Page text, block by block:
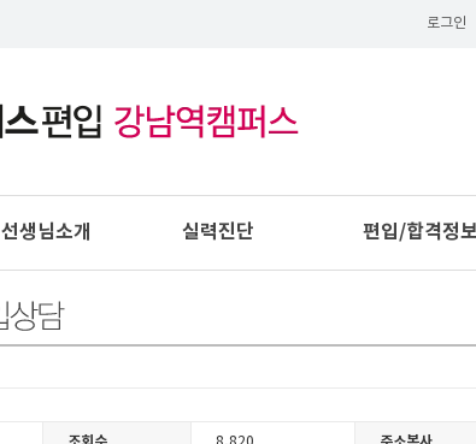
로그인
선생님소개 실력진단 편입/합격정보